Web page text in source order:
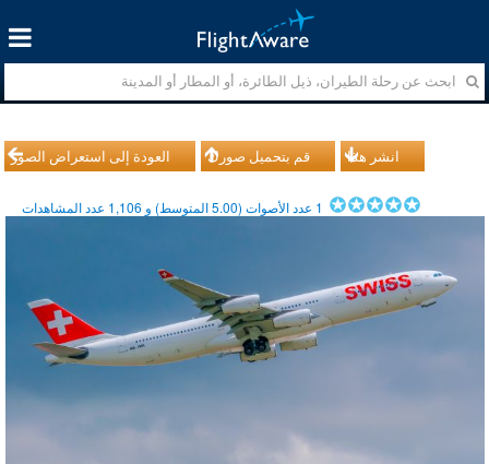
العودة إلى استعراض الصور قم بتحميل صورك انشر هذا
1 عدد الأصوات (5.00المتوسط) و 1,106 عدد المشاهدات